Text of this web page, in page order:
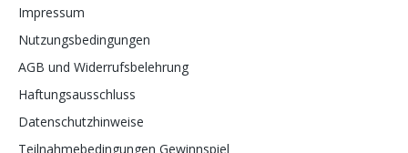
Impressum
Nutzungsbedingungen
AGB und Widerrufsbelehrung
Haftungsausschluss
Datenschutzhinweise
Teilnahmebedingungen Gewinnspiel